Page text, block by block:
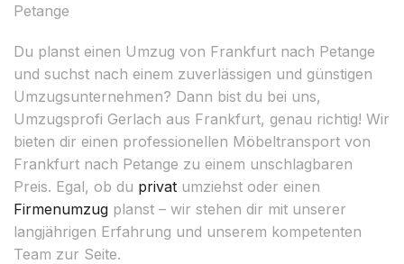
Petange
Du planst einen Umzug von Frankfurt nach Petange
und suchst nach einem zuverlässigen und günstigen
Umzugsunternehmen? Dann bist du bei uns,
Umzugsprofi Gerlach aus Frankfurt, genau richtig! Wir
bieten dir einen professionellen Möbeltransport von
Frankfurt nach Petange zu einem unschlagbaren
Preis. Egal, ob du privat umziehst oder einen
Firmenumzug planst – wir stehen dir mit unserer
langjährigen Erfahrung und unserem kompetenten
Team zur Seite.